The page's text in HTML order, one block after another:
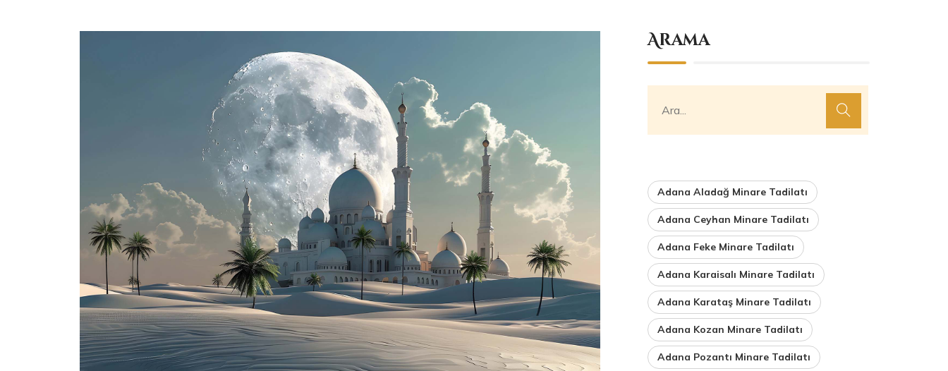
Arama
Adana Aladağ Minare Tadilatı
Adana Ceyhan Minare Tadilatı
Adana Feke Minare Tadilatı
Adana Karaisalı Minare Tadilatı
Adana Karataş Minare Tadilatı
Adana Kozan Minare Tadilatı
Adana Pozantı Minare Tadilatı